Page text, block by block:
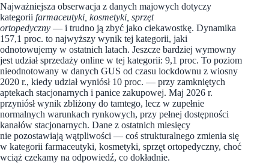
Najważniejsza obserwacja z danych majowych dotyczy
kategorii farmaceutyki, kosmetyki, sprzęt
ortopedyczny — i trudno ją zbyć jako ciekawostkę. Dynamika
157,1 proc. to najwyższy wynik tej kategorii, jaki
odnotowujemy w ostatnich latach. Jeszcze bardziej wymowny
jest udział sprzedaży online w tej kategorii: 9,1 proc. To poziom
nieodnotowany w danych GUS od czasu lockdownu z wiosny
2020 r., kiedy udział wyniósł 10 proc. — przy zamkniętych
aptekach stacjonarnych i panice zakupowej. Maj 2026 r.
przyniósł wynik zbliżony do tamtego, lecz w zupełnie
normalnych warunkach rynkowych, przy pełnej dostępności
kanałów stacjonarnych. Dane z ostatnich miesięcy
nie pozostawiają wątpliwości — coś strukturalnego zmienia się
w kategorii farmaceutyki, kosmetyki, sprzęt ortopedyczny, choć
wciąż czekamy na odpowiedź, co dokładnie.